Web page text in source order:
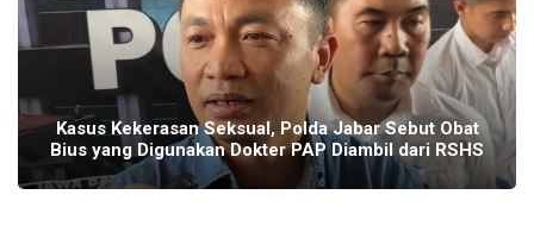
Kasus Kekerasan Seksual, Polda Jabar Sebut Obat
Bius yang Digunakan Dokter PAP Diambil dari RSHS